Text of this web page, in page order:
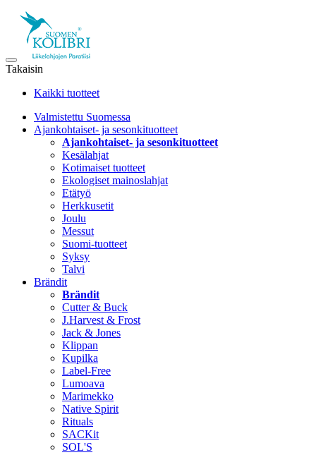
Takaisin
Kaikki tuotteet
Valmistettu Suomessa
Ajankohtaiset- ja sesonkituotteet
Ajankohtaiset- ja sesonkituotteet
Kesälahjat
Kotimaiset tuotteet
Ekologiset mainoslahjat
Etätyö
Herkkusetit
Joulu
Messut
Suomi-tuotteet
Syksy
Talvi
Brändit
Brändit
Cutter & Buck
J.Harvest & Frost
Jack & Jones
Klippan
Kupilka
Label-Free
Lumoava
Marimekko
Native Spirit
Rituals
SACKit
SOL'S